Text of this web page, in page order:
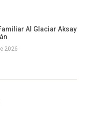
Al Glaciar Aksay
2026